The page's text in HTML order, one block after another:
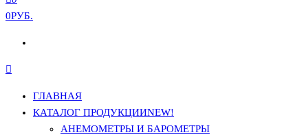
0РУБ.
ГЛАВНАЯ
КАТАЛОГ ПРОДУКЦИИNEW!
АНЕМОМЕТРЫ И БАРОМЕТРЫ